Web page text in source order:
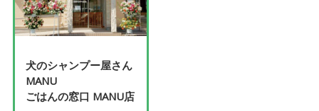
犬のシャンプー屋さん
MANU
ごはんの窓口 MANU店